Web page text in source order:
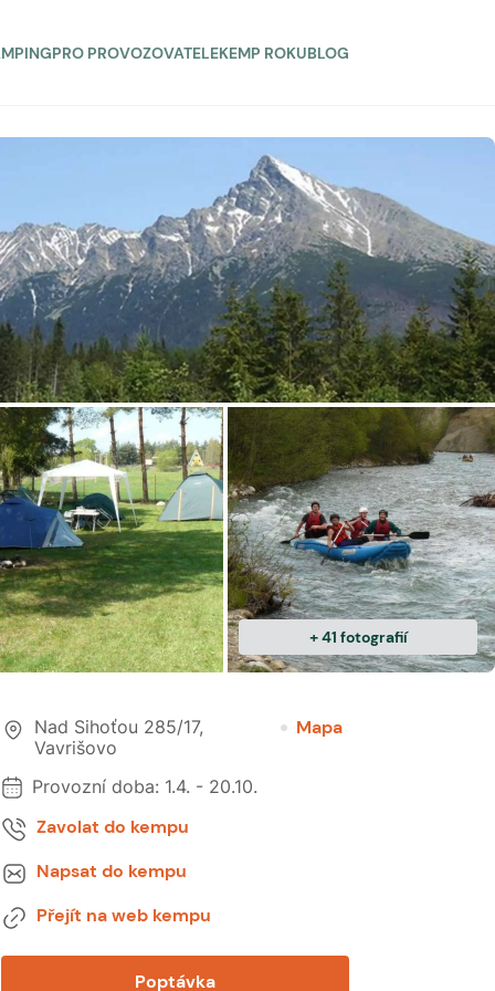
PRO PROVOZOVATELEKEMP ROKUBLOG
+41 fotografií
Nad Sihoťou 285/17,
Vavrišovo
Mapa
Provozní doba: 1.4. - 20.10.
Zavolat do kempu
Napsat do kempu
Přejít na web kempu
Poptávka